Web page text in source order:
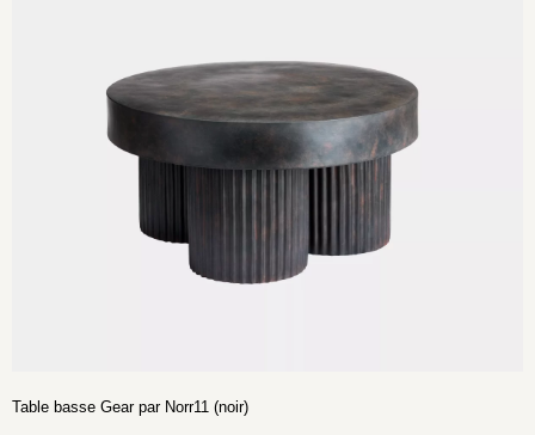
Table basse Gear par Norr11 (noir)